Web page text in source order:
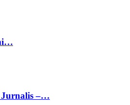
Jurnalis –…